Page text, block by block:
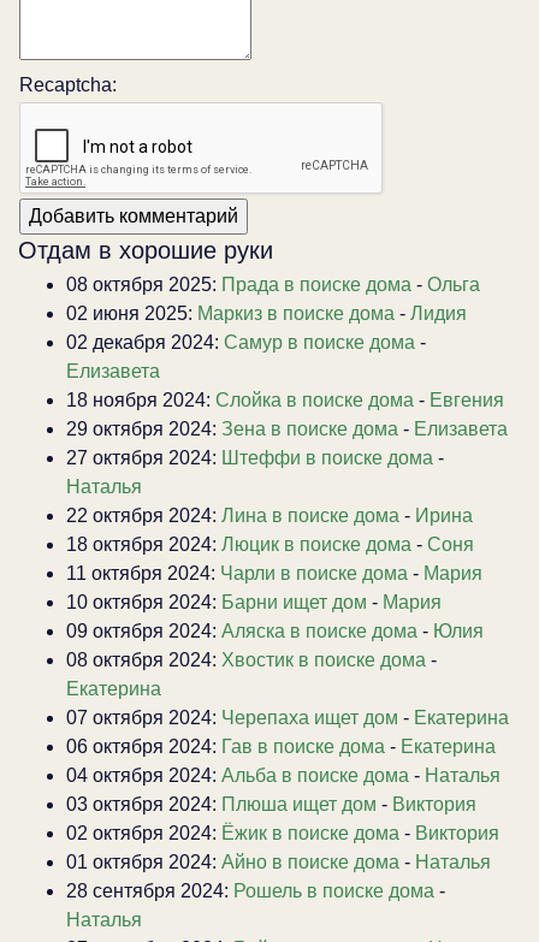
Recaptcha:
Отдам в хорошие руки
08 октября 2025: Прада в поиске дома - Ольга
02 июня 2025: Маркиз в поиске дома - Лидия
02 декабря 2024: Самур в поиске дома -
Елизавета
18 ноября 2024: Слойка в поиске дома - Евгения
29 октября 2024: Зена в поиске дома - Елизавета
27 октября 2024: Штеффи в поиске дома -
Наталья
22 октября 2024: Лина в поиске дома - Ирина
18 октября 2024: Люцик в поиске дома - Соня
11 октября 2024: Чарли в поиске дома - Мария
10 октября 2024: Барни ищет дом - Мария
09 октября 2024: Аляска в поиске дома - Юлия
08 октября 2024: Хвостик в поиске дома -
Екатерина
07 октября 2024: Черепаха ищет дом - Екатерина
06 октября 2024: Гав в поиске дома - Екатерина
04 октября 2024: Альба в поиске дома - Наталья
03 октября 2024: Плюша ищет дом - Виктория
02 октября 2024: Ёжик в поиске дома - Виктория
01 октября 2024: Айно в поиске дома - Наталья
28 сентября 2024: Рошель в поиске дома -
Наталья